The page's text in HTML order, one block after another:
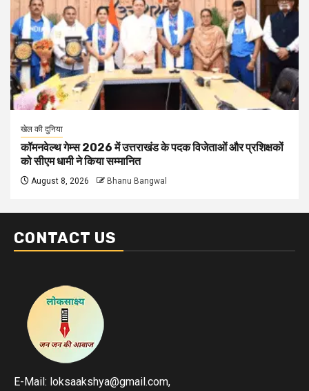
खेल की दुनिया
कॉमनवेल्थ गेम्स 2026 में उत्तराखंड के पदक विजेताओं और प्रशिक्षकों
को सीएम धामी ने किया सम्मानित
August 8, 2026 Bhanu Bangwal
CONTACT US
E-Mail: loksaakshya@gmail.com,